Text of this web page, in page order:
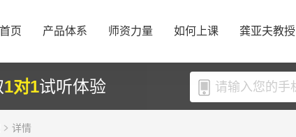
首页 产品体系 师资力量 如何上课 龚亚夫教授
1对1试听体验
详情